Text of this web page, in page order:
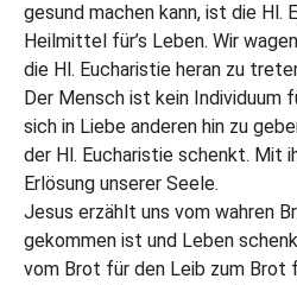
gesund machen kann, ist die Hl.
Heilmittel für’s Leben. Wir
die Hl. Eucharistie heran zu
Der Mensch ist kein Individuum
sich in Liebe anderen hin zu
der Hl. Eucharistie schenkt. Mit
Erlösung unserer Seele.
Jesus erzählt uns vom wahren
gekommen ist und Leben
vom Brot für den Leib zum Brot